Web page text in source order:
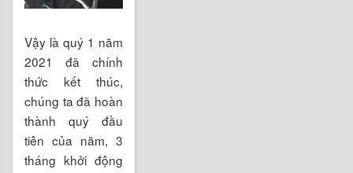
Vậy là quý 1 năm
2021 đã chính
thức kết thúc,
chúng ta đã hoàn
thành quý đầu
tiên của năm, 3
tháng khởi động